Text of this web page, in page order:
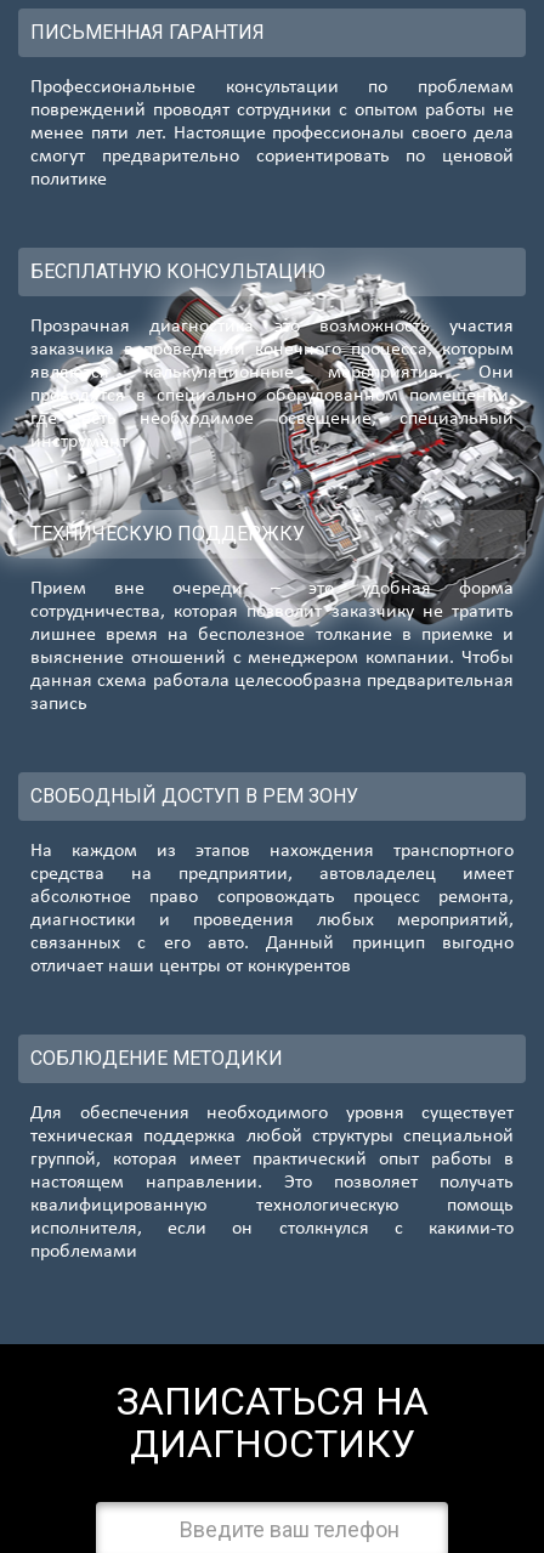
ПИСЬМЕННАЯ ГАРАНТИЯ
Профессиональные консультации по проблемам
повреждений проводят сотрудники с опытом работы не
менее пяти лет. Настоящие профессионалы своего дела
смогут предварительно сориентировать по ценовой
политике
БЕСПЛАТНУЮ КОНСУЛЬТАЦИЮ
Прозрачная диагностика это возможность участия
заказчика в проведении конечного процесса, которым
являются калькуляционные мероприятия. Они
проводятся в специально оборудованном помещении,
где есть необходимое освещение, специальный
инструмент
ТЕХНИЧЕСКУЮ ПОДДЕРЖКУ
Прием вне очереди – это удобная форма
сотрудничества, которая позволит заказчику не тратить
лишнее время на бесполезное толкание в приемке и
выяснение отношений с менеджером компании. Чтобы
данная схема работала целесообразна предварительная
запись
СВОБОДНЫЙ ДОСТУП В РЕМ ЗОНУ
На каждом из этапов нахождения транспортного
средства на предприятии, автовладелец имеет
абсолютное право сопровождать процесс ремонта,
диагностики и проведения любых мероприятий,
связанных с его авто. Данный принцип выгодно
отличает наши центры от конкурентов
СОБЛЮДЕНИЕ МЕТОДИКИ
Для обеспечения необходимого уровня существует
техническая поддержка любой структуры специальной
группой, которая имеет практический опыт работы в
настоящем направлении. Это позволяет получать
квалифицированную технологическую помощь
исполнителя, если он столкнулся с какими-то
проблемами
ЗАПИСАТЬСЯ НА
ДИАГНОСТИКУ